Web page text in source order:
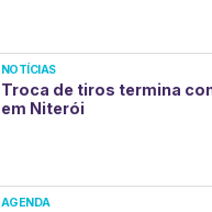
NOTÍCIAS
Troca de tiros termina
em Niterói
AGENDA